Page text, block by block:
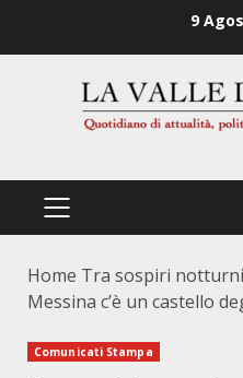
9
PRIMÄRES
Home Tra sospiri
Messina c’è un castello
Comunicati Stampa